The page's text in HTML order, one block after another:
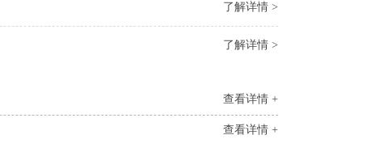
了解详情 >
了解详情 >
查看详情 +
查看详情 +